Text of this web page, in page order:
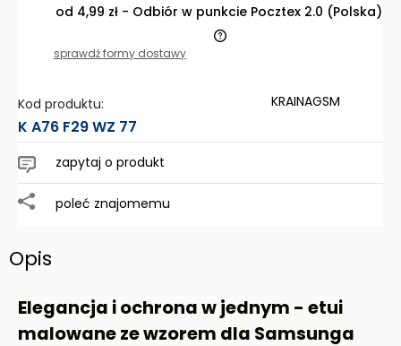
od 4,99 zł - Odbiór w punkcie Pocztex 2.0 (Polska)
Cena nie zawiera ewentualnych kosztów płatności
sprawdź formy dostawy
Kod produktu:
K A76 F29 WZ 77
KRAINAGSM
zapytaj o produkt
poleć znajomemu
Opis
Elegancja i ochrona w jednym - etui
malowane ze wzorem dla Samsunga